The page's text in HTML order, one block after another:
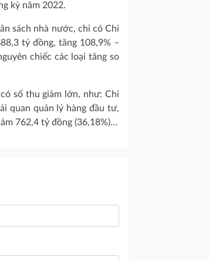
kỳ năm 2022.
sách nhà nước, chỉ có Chi
tỷ đồng, tăng 108,9% –
chiếc các loại tăng so
số thu giảm lớn, như: Chi
quan quản lý hàng đầu tư,
762,4 tỷ đồng (36,18%)…